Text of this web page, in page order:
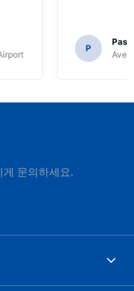
P
Avec
문의하세요.